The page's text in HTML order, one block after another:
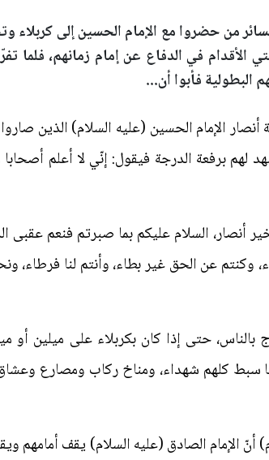
من حضروا مع الإمام الحسين إلى كربلاء
الأقدام في الدفاع عن إمام زمانهم،
البطولية فأبوا أن...
الإمام الحسين (عليه السلام) الذين
برفعة الدرجة فيقول: إنّي لا أعلم
أنصار، السلام عليكم بما صبرتم فنعم عقبى
وكنتم عن الحق غير بطاء، وأنتم لنا فرطاء،
بالناس، حتى إذا كان بكربلاء على ميلين
سبط كلهم شهداء، ومناخ ركاب ومصارع
أنّ الإمام الصادق (عليه السلام) يقف أمامهم